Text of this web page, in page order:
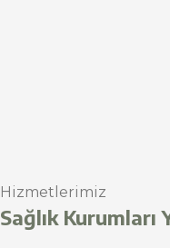
Hizmetlerimiz
Sağlık Kurumları